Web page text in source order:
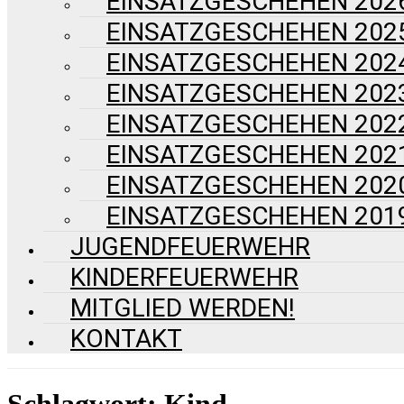
EINSATZGESCHEHEN
EINSATZGESCHEHEN
EINSATZGESCHEHEN
EINSATZGESCHEHEN
EINSATZGESCHEHEN
EINSATZGESCHEHEN
EINSATZGESCHEHEN
JUGENDFEUERWEHR
KINDERFEUERWEHR
MITGLIED WERDEN!
KONTAKT